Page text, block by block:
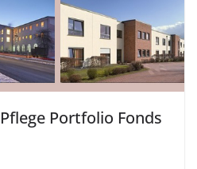
Portfolio Fonds